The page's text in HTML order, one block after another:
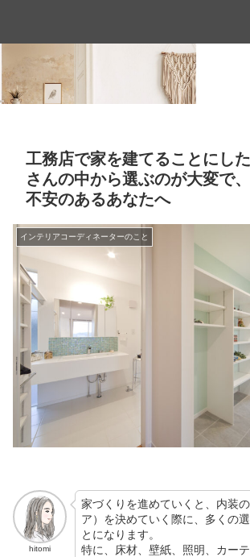
工務店で家を建てることにし
さんの中から選ぶのが大変で
不安のあるあなたへ
インテリアコーディネーターのこと
hitomi
家づくりを進めていくと、内装
ア）を決めていく際に、多くの
とになります。
特に、床材、壁紙、照明、カー